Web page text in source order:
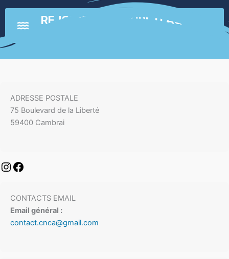
REJOINS LE GROUPE D'AQUA
ADRESSE POSTALE
75 Boulevard de la Liberté
59400 Cambrai
CONTACTS EMAIL
Email général :
contact.cnca@gmail.com